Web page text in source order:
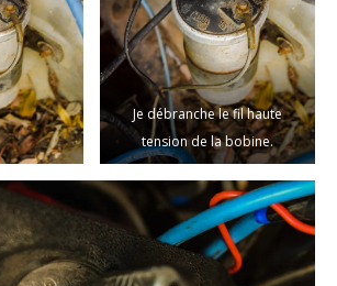
Je débranche le fil haute
tension de la bobine.